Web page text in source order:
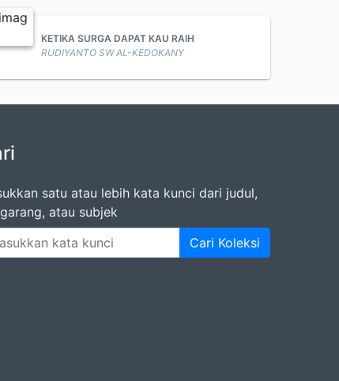
KETIKA SURGA DAPAT KAU RAIH
RUDIYANTO SW AL-KEDOKANY
satu atau lebih kata kunci dari judul,
atau subjek
Cari Koleksi